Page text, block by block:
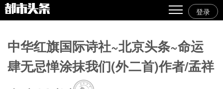
登录
原创
精华
中华红旗国际诗社~北京头条~命运
肆无忌惮涂抹我们(外二首)作者/孟祥